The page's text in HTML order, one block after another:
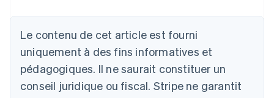
Le contenu de cet article est fourni
uniquement à des fins informatives et
pédagogiques. Il ne saurait constituer un
conseil juridique ou fiscal. Stripe ne garantit
DeutschEnglish
Australie
English
Autriche
DeutschEnglish